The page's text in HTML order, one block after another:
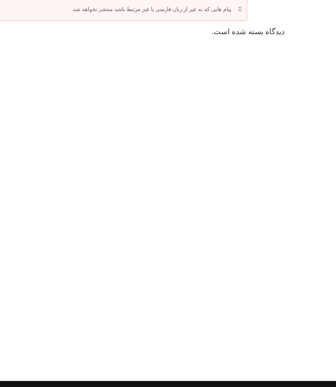
پیام هایی که به غیر از زبان فارسی یا غیر مرتبط باشد منتشر نخواهد شد.
دیدگاه بسته شده است.